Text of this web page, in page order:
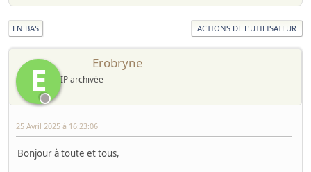
EN BAS ACTIONS DE L'UTILISATEUR
Erobryne
E IP archivée
25 Avril 2025 à 16:23:06
Bonjour à toute et tous,